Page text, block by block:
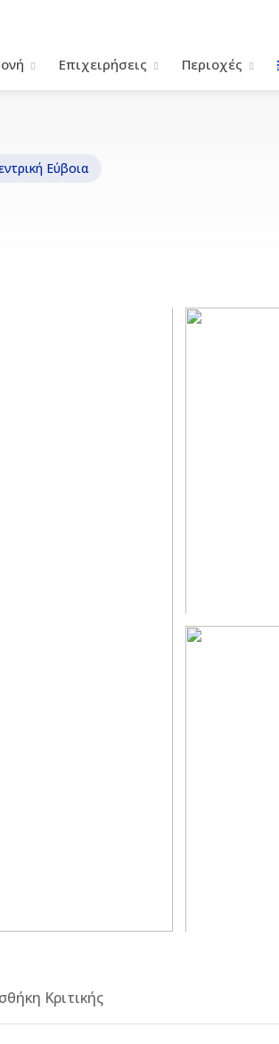
Επιχειρήσεις Περιοχές
Εύβοια
Κριτικής